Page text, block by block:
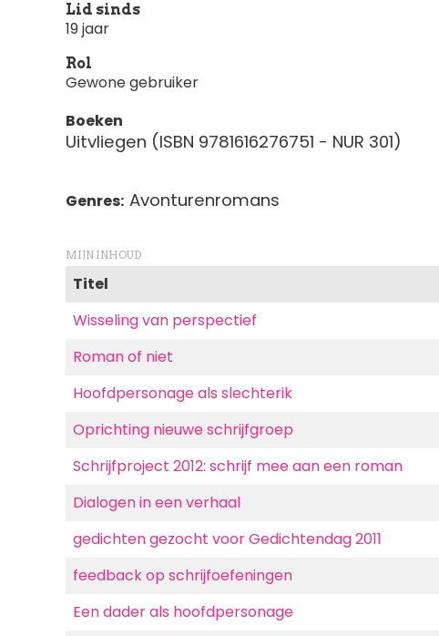
Lid sinds
19 jaar
Rol
Gewone gebruiker
Boeken
Uitvliegen (ISBN 9781616276751 - NUR 301)
Genres Avonturenromans
MIJN INHOUD
Titel
Wisseling van perspectief
Roman of niet
Hoofdpersonage als slechterik
Oprichting nieuwe schrijfgroep
Schrijfproject 2012: schrijf mee aan een roman
Dialogen in een verhaal
gedichten gezocht voor Gedichtendag 2011
feedback op schrijfoefeningen
Een dader als hoofdpersonage